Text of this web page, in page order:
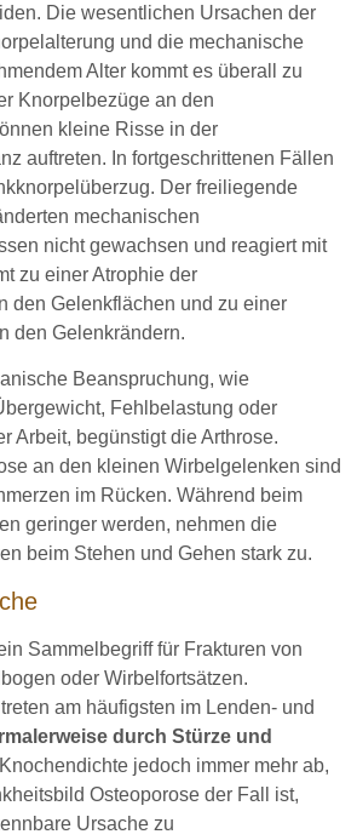
Die wesentlichen Ursachen der
und die mechanische
Alter kommt es überall zu
Knorpelbezüge an den
kleine Risse in der
auftreten. In fortgeschrittenen Fällen
Der freiliegende
mechanischen
nicht gewachsen und reagiert mit
zu einer Atrophie der
den Gelenkflächen und zu einer
den Gelenkrändern.
Beanspruchung, wie
Fehlbelastung oder
Arbeit, begünstigt die Arthrose.
an den kleinen Wirbelgelenken sind
im Rücken. Während beim
geringer werden, nehmen die
beim Stehen und Gehen stark zu.
Sammelbegriff für Frakturen von
oder Wirbelfortsätzen.
am häufigsten im Lenden- und
durch Stürze und
jedoch immer mehr ab,
Osteoporose der Fall ist,
Ursache zu